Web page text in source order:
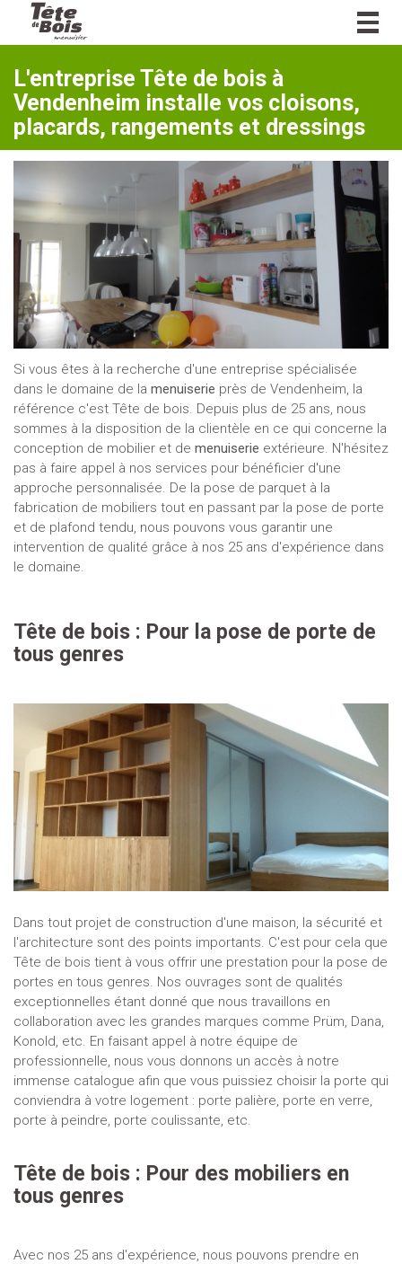
L'entreprise Tête de bois à
Vendenheim installe vos cloisons,
placards, rangements et dressings
Si vous êtes à la recherche d'une entreprise spécialisée
dans le domaine de la menuiserie près de Vendenheim, la
référence c'est Tête de bois. Depuis plus de 25 ans, nous
sommes à la disposition de la clientèle en ce qui concerne la
conception de mobilier et de menuiserie extérieure. N'hésitez
pas à faire appel à nos services pour bénéficier d'une
approche personnalisée. De la pose de parquet à la
fabrication de mobiliers tout en passant par la pose de porte
et de plafond tendu, nous pouvons vous garantir une
intervention de qualité grâce à nos 25 ans d'expérience dans
le domaine.
Tête de bois : Pour la pose de porte de
tous genres
Dans tout projet de construction d'une maison, la sécurité et
l'architecture sont des points importants. C'est pour cela que
Tête de bois tient à vous offrir une prestation pour la pose de
portes en tous genres. Nos ouvrages sont de qualités
exceptionnelles étant donné que nous travaillons en
collaboration avec les grandes marques comme Prüm, Dana,
Konold, etc. En faisant appel à notre équipe de
professionnelle, nous vous donnons un accès à notre
immense catalogue afin que vous puissiez choisir la porte qui
conviendra à votre logement : porte palière, porte en verre,
porte à peindre, porte coulissante, etc.
Tête de bois : Pour des mobiliers en
tous genres
Avec nos 25 ans d'expérience, nous pouvons prendre en